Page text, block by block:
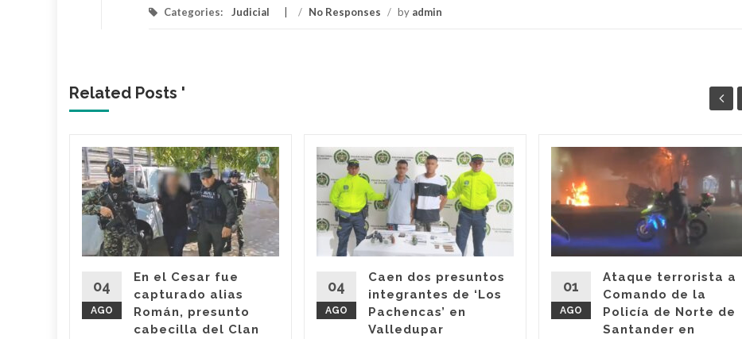
Categories: Judicial / No Responses / by admin
Related Posts '
04
AGO
En el Cesar fue
capturado alias
Román, presunto
cabecilla del Clan
04
AGO
Caen dos presuntos
integrantes de ‘Los
Pachencas’ en
Valledupar
01
AGO
Ataque terrorista a
Comando de la
Policía de Norte de
Santander en